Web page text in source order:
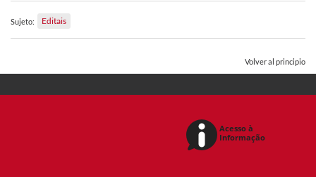
Sujeto: Editais
Volver al principio